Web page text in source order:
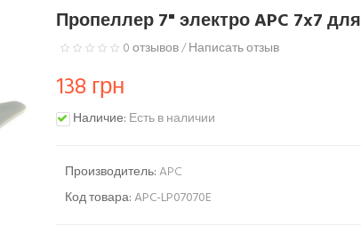
Пропеллер 7" электро APC 7x7
0 отзывов/Написать отзыв
138 грн
Наличие: Есть в наличии
Производитель:APC
Код товара:APC-LP07070E